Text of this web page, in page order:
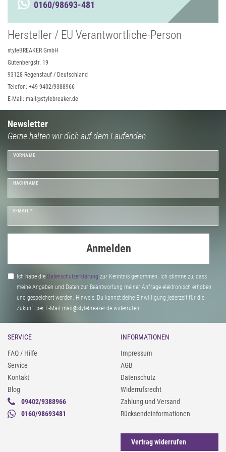
0160/98693-481
Hersteller / EU Verantwortliche-Person
styleBREAKER GmbH
Gutenbergstr. 19
93128 Regenstauf / Deutschland
Telefon: +49 9402/9388966
E-Mail: mail@stylebreaker.de
Newsletter
Gerne halten wir dich auf dem Laufenden
VORNAME
NACHNAME
E-MAIL *
Anmelden
Ich habe die Daten­schutz­erklärung zur Kenntnis genommen. Ich stimme zu, dass
meine Angaben und Daten zur Beantwortung meiner Anfrage elektronisch erhoben
und gespeichert werden. Hinweis: Du kannst deine Einwilligung jederzeit für die
Zukunft per E-Mail mail@stylebreaker.de widerrufen
SERVICE
FAQ / Hilfe
Service
Kontakt
Blog
09402/9388966
0160/98693481
INFORMATIONEN
Impressum
AGB
Datenschutz
Widerrufsrecht
Zahlung und Versand
Rücksendeinformationen
Vertrag widerrufen